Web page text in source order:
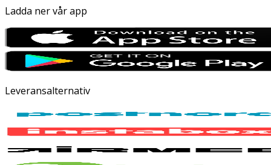
Ladda ner vår app
Leveransalternativ